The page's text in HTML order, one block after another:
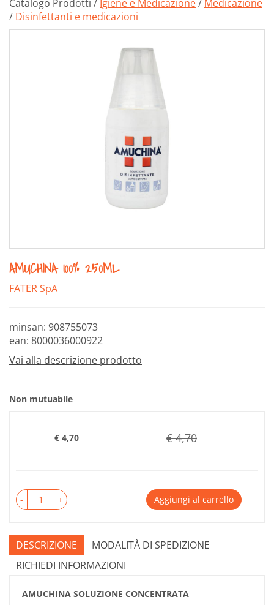
Catalogo Prodotti / Igiene e Medicazione/ Medicazione
/ Disinfettanti e medicazioni
AMUCHINA 100% 250ML
FATER SpA
minsan: 908755073
ean: 8000036000922
Vai alla descrizione prodotto
Non mutuabile
€ 4,70 € 4,70
- + Aggiungi al carrello
DESCRIZIONE
MODALITÀ DI SPEDIZIONE
RICHIEDI INFORMAZIONI
AMUCHINA SOLUZIONE CONCENTRATA